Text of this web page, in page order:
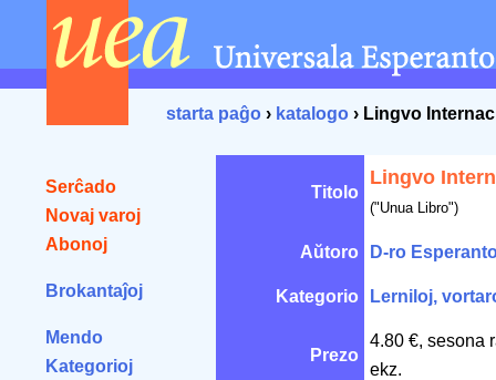
starta paĝo › katalogo › Lingvo
Serĉado
Novaj varoj
Abonoj
Brokantaĵoj
Mendo
Kategorioj
Titolo
Lingvo
("Unua Libro")
Aŭtoro D-ro
Kategorio Lerniloj,
Prezo
4.80 €, sesona
ekz.